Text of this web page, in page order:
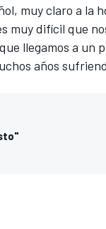
muy claro a la
muy difícil que
llegamos a un
años